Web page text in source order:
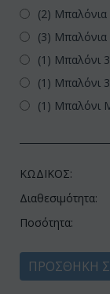
(2) Μπαλόνια
(3) Μπαλόνια
(1) Μπαλόνι
(1) Μπαλόνι
(1) Μπαλόνι
ΚΩΔΙΚΟΣ:
Διαθεσιμότητα:
Ποσότητα:
ΠΡΟΣΘΉΚΗ